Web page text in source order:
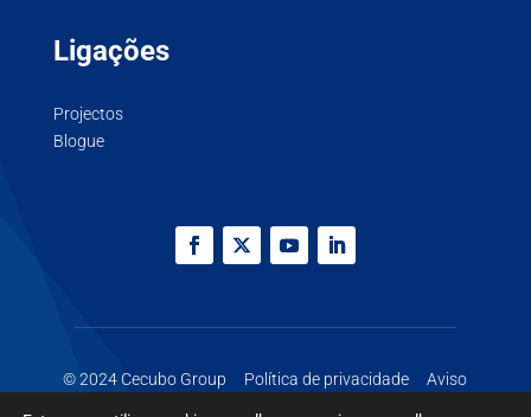
Ligações
Projectos
Blogue
© 2024 Cecubo Group Política de privacidade
Aviso